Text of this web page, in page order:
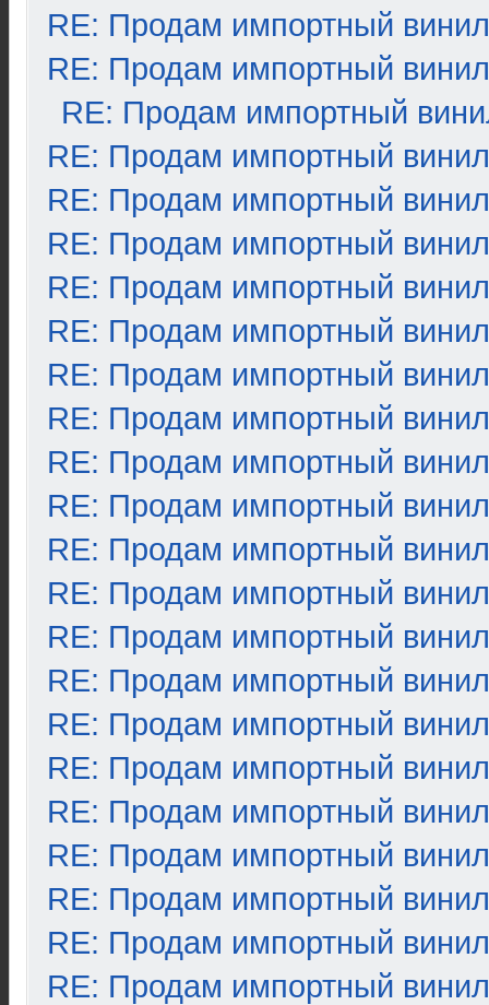
RE: Продам импортный винил
RE: Продам импортный винил
RE: Продам импортный
RE: Продам импортный винил
RE: Продам импортный винил
RE: Продам импортный винил
RE: Продам импортный винил
RE: Продам импортный винил
RE: Продам импортный винил
RE: Продам импортный винил
RE: Продам импортный винил
RE: Продам импортный винил
RE: Продам импортный винил
RE: Продам импортный винил
RE: Продам импортный винил
RE: Продам импортный винил
RE: Продам импортный винил
RE: Продам импортный винил
RE: Продам импортный винил
RE: Продам импортный винил
RE: Продам импортный винил
RE: Продам импортный винил
RE: Продам импортный винил